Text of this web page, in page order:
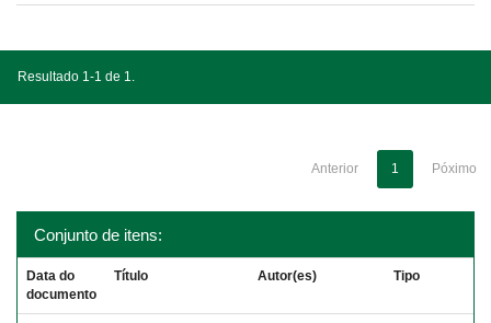
Resultado 1-1 de 1.
Anterior 1 Póximo
Conjunto de itens:
Data do
documento
Título Autor(es) Tipo